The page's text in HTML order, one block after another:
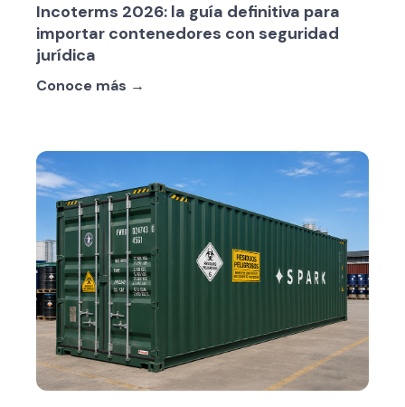
Incoterms 2026: la guía definitiva para
importar contenedores con seguridad
jurídica
Conoce más →